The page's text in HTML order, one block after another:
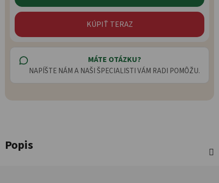
KÚPIŤ TERAZ
MÁTE OTÁZKU?
NAPÍŠTE NÁM A NAŠI ŠPECIALISTI VÁM RADI POMÔŽU.
Popis